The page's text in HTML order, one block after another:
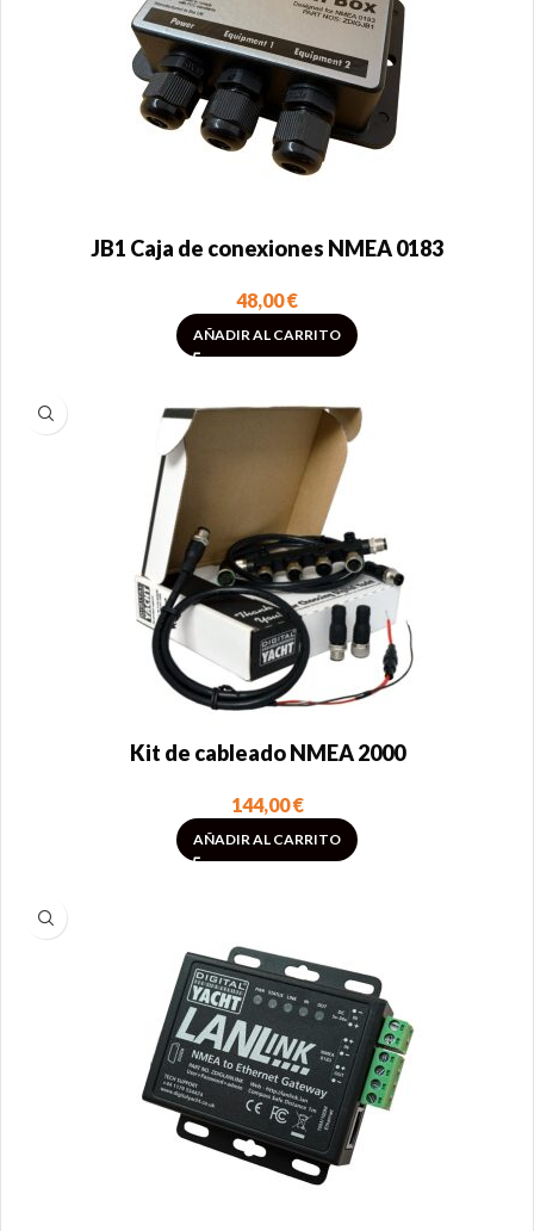
JB1 Caja de conexiones NMEA 0183
48,00€
AÑADIR AL CARRITO
Kit de cableado NMEA 2000
144,00€
AÑADIR AL CARRITO